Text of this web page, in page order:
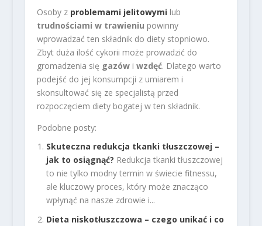
Osoby z problemami jelitowymilub
trudnościami w trawieniu powinny
wprowadzać ten składnik do diety stopniowo.
Zbyt duża ilość cykorii może prowadzić do
gromadzenia się gazówi wzdęć. Dlatego warto
podejść do jej konsumpcji z umiarem i
skonsultować się ze specjalistą przed
rozpoczęciem diety bogatej w ten składnik.
Podobne posty:
Skuteczna redukcja tkanki tłuszczowej –
jak to osiągnąć? Redukcja tkanki tłuszczowej
to nie tylko modny termin w świecie fitnessu,
ale kluczowy proces, który może znacząco
wpłynąć na nasze zdrowie i...
Dieta niskotłuszczowa – czego unikać i co